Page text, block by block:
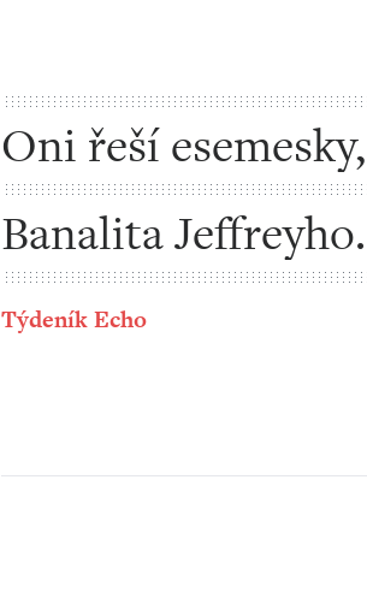
Oni řeší
prevenci rakoviny
Banalita Jeffreyho
Epsteina
Týdeník Echo